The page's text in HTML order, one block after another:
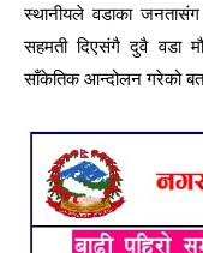
स्थानीयले वडाका
सहमती दिएसंगै दुवै वडा
साँकेतिक आन्दोलन गरेको